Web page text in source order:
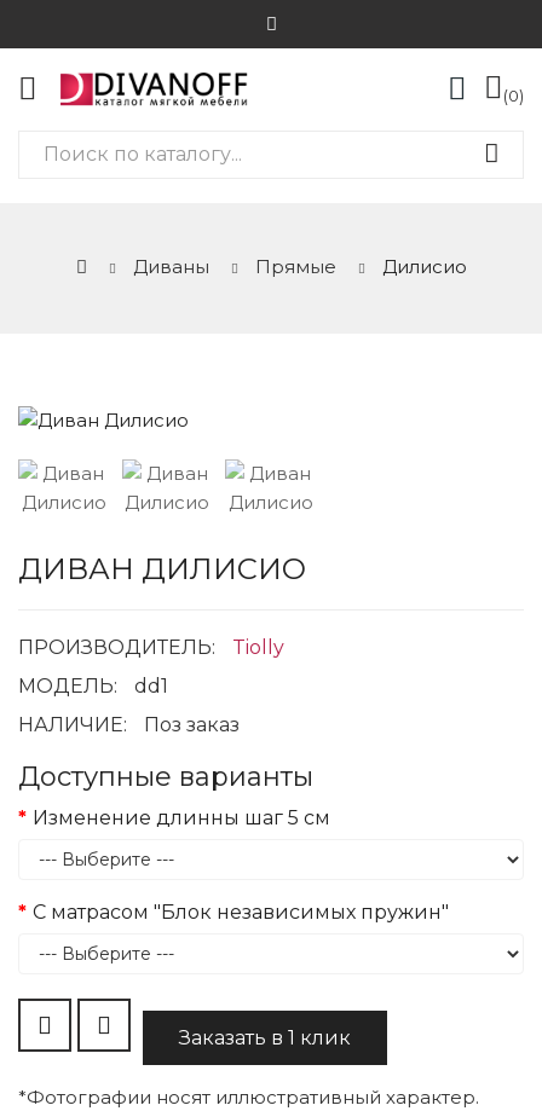
0
Диваны Прямые Дилисио
ДИВАН ДИЛИСИО
ПРОИЗВОДИТЕЛЬ:
Tiolly
МОДЕЛЬ:
dd1
НАЛИЧИЕ:
Поз заказ
Доступные варианты
Изменение длинны шаг 5 см
С матрасом "Блок независимых пружин"
Заказать в 1 клик
*Фотографии носят иллюстративный характер.